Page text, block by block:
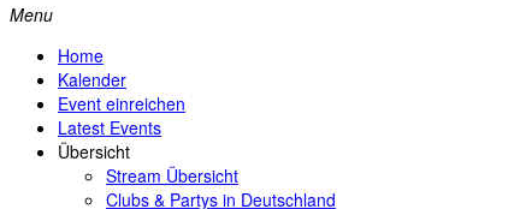
Menu
Home
Kalender
Event einreichen
Latest Events
Übersicht
Stream Übersicht
Clubs & Partys in Deutschland